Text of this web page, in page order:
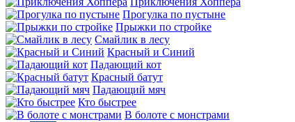
Прогулка по пустыне
Прыжки по стройке
Смайлик в лесу
Красный и Синий
Падающий кот
Красный батут
Падающий мяч
Кто быстрее
В болоте с монстрами